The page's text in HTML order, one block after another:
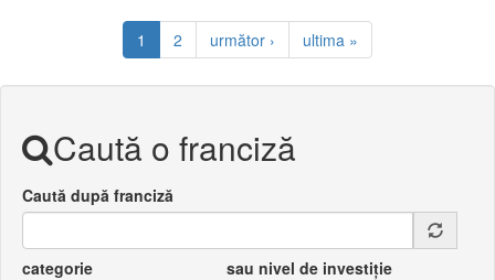
1 2 următor › ultima »
Caută o franciză
Caută după franciză
categorie sau nivel de investiție